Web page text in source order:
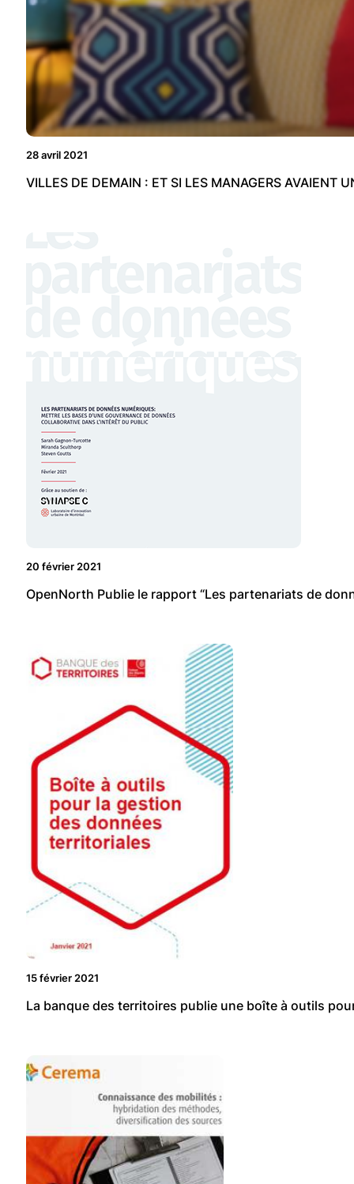
28 avril 2021
VILLES DE DEMAIN : ET SI LES MANAGERS AVAIENT
20 février 2021
OpenNorth Publie le rapport “Les partenariats de
15 février 2021
La banque des territoires publie une boîte à outils